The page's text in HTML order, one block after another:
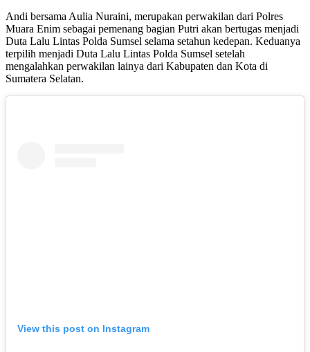
Lintas
Sumsel
dari
SMA
17
Andi bersama Aulia Nuraini, merupakan perwakilan dari Polres
Muara Enim sebagai pemenang bagian Putri akan bertugas menjadi
Duta Lalu Lintas Polda Sumsel selama setahun kedepan. Keduanya
terpilih menjadi Duta Lalu Lintas Polda Sumsel setelah
mengalahkan perwakilan lainya dari Kabupaten dan Kota di
Sumatera Selatan.
View this post on Instagram